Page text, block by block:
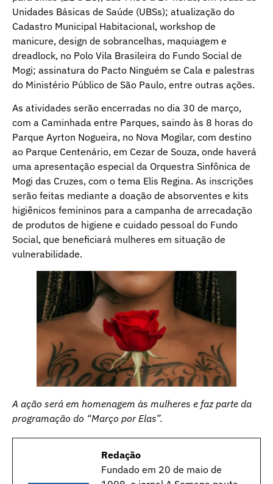
Unidades Básicas de Saúde (UBSs); atualização do
Cadastro Municipal Habitacional, workshop de
manicure, design de sobrancelhas, maquiagem e
dreadlock, no Polo Vila Brasileira do Fundo Social de
Mogi; assinatura do Pacto Ninguém se Cala e palestras
do Ministério Público de São Paulo, entre outras ações.
As atividades serão encerradas no dia 30 de março,
com a Caminhada entre Parques, saindo às 8 horas do
Parque Ayrton Nogueira, no Nova Mogilar, com destino
ao Parque Centenário, em Cezar de Souza, onde haverá
uma apresentação especial da Orquestra Sinfônica de
Mogi das Cruzes, com o tema Elis Regina. As inscrições
serão feitas mediante a doação de absorventes e kits
higiênicos femininos para a campanha de arrecadação
de produtos de higiene e cuidado pessoal do Fundo
Social, que beneficiará mulheres em situação de
vulnerabilidade.
A ação será em homenagem às mulheres e faz parte da
programação do “Março por Elas”.
Redação
Fundado em 20 de maio de